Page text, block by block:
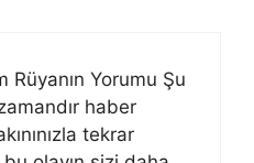
Rüyanın Yorumu Şu
haber
tekrar